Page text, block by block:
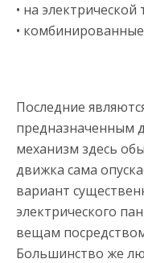
• на электрической
•
Последние
предназначенным
механизм здесь
движка сама
вариант
электрического
вещам
Большинство же